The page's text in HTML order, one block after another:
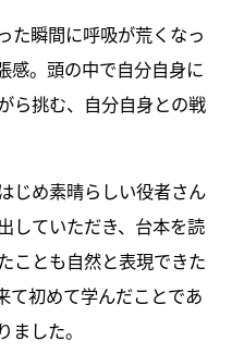
た瞬間に呼吸が荒くなっ
感。頭の中で自分自身に
ら挑む、自分自身との戦
じめ素晴らしい役者さん
していただき、台本を読
ことも自然と表現できた
て初めて学んだことであ
した。